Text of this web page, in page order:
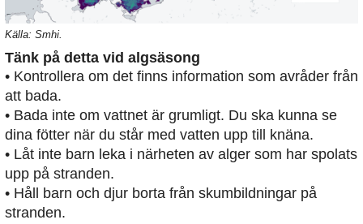
Källa: Smhi.
Tänk på detta vid algsäsong
• Kontrollera om det finns information som avråder från
att bada.
• Bada inte om vattnet är grumligt. Du ska kunna se
dina fötter när du står med vatten upp till knäna.
• Låt inte barn leka i närheten av alger som har spolats
upp på stranden.
• Håll barn och djur borta från skumbildningar på
stranden.